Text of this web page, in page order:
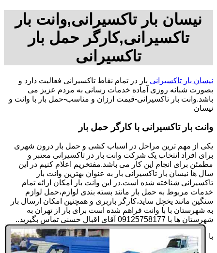
نیسان بار تاکسیرانی,وانت بار
تاکسیرانی,کارگر حمل بار
تاکسیرانی
نیسان بار تاکسیرانی بار در تمام نقاط تاکسیرانی فعالیت دارد و
بصورت شبانه روزی آماده خدمات رسانی به مردم عزیز می
باشد.وانت بار تاکسیرانی-قیمت ارزان و مناسب-حمل بار با وانت و
نیسان
وانت بار تاکسیرانی با کارگر حمل بار
یکی از مهم ترین مراحل در اسباب کشی و حمل بار درون شهری
برای افراد انتخاب یک شرکت وانت بار در تاکسیرانی معتبر و
مطمئن برای انجام این کار می باشد.مفتخریم اعلام کنیم در این
سال ها نیسان بار تاکسیرانی بار به عنوان بهترین وانت بار
تاکسیرانی شناخته شده است.در این وانت بار امکان ارائه تمام
خدمات مربوط به حمل بار مانند بسته بندی لوازم،حمل لوازم
سنگین مانند یخچل ساید،کارگر باربری و همچنین امکان ارسال بار
به شهرستان با با وانت فراهم شده است برای بار از تهران به
شهرستان ها با 09125758177 آقای اقبال حسنی تماس بگیرید..
با